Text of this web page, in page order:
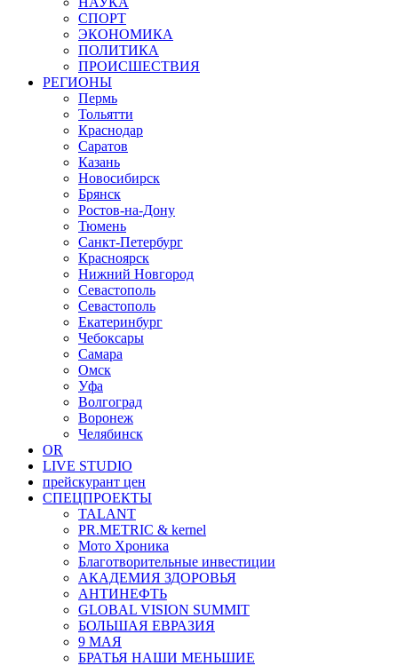
СПОРТ
ЭКОНОМИКА
ПОЛИТИКА
ПРОИСШЕСТВИЯ
РЕГИОНЫ
Пермь
Тольятти
Краснодар
Саратов
Казань
Новосибирск
Брянск
Ростов-на-Дону
Тюмень
Санкт-Петербург
Красноярск
Нижний Новгород
Севастополь
Севастополь
Екатеринбург
Чебоксары
Самара
Омск
Уфа
Волгоград
Воронеж
Челябинск
OR
LIVE STUDIO
прейскурант цен
СПЕЦПРОЕКТЫ
TALANT
PR.METRIC & kernel
Мото Хроника
Благотворительные инвестиции
АКАДЕМИЯ ЗДОРОВЬЯ
АНТИНЕФТЬ
GLOBAL VISION SUMMIT
БОЛЬШАЯ ЕВРАЗИЯ
9 МАЯ
БРАТЬЯ НАШИ МЕНЬШИЕ